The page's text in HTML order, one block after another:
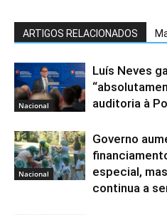
ARTIGOS RELACIONADOS
Nacional
Luís Neves
auditoria à
Nacional
Governo
especial,
continua a